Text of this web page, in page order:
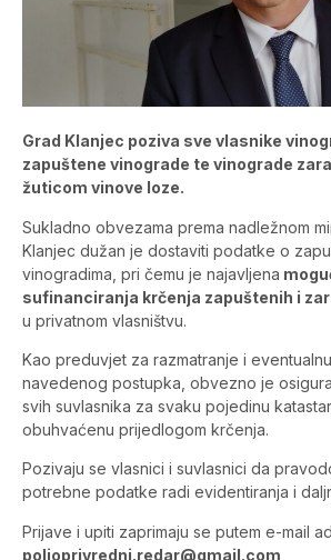
Grad Klanjec poziva sve vlasnike
zapuštene vinograde te vinograde
žuticom vinove loze.
Sukladno obvezama prema nadležnom
Klanjec dužan je dostaviti podatke o
vinogradima, pri čemu je najavljena
sufinanciranja krčenja zapuštenih i
u privatnom vlasništvu.
Kao preduvjet za razmatranje i
navedenog postupka, obvezno je
svih suvlasnika za svaku pojedinu
obuhvaćenu prijedlogom krčenja.
Pozivaju se vlasnici i suvlasnici da
potrebne podatke radi evidentiranja i
Prijave i upiti zaprimaju se putem e-mail
poljoprivredni.redar@gmail.com